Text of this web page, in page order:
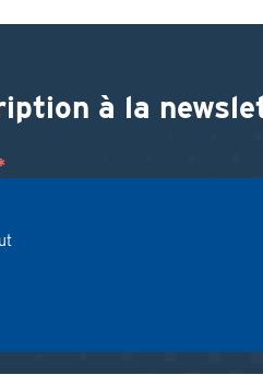
à la
et j'accepte les conditions